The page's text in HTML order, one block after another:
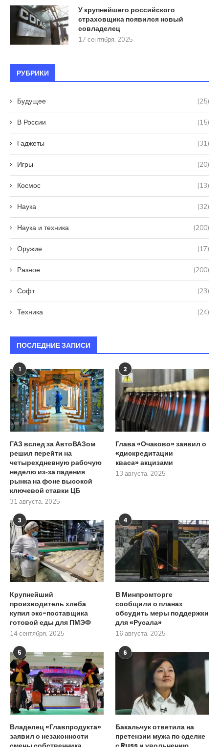
У крупнейшего российского
страховщика появился новый
совладелец
17 сентября, 2025
РУБРИКИ
Будущее (25)
В России (15)
Гаджеты (31)
Игры (20)
Космос (13)
Наука (32)
Наука и техника (200)
Оружие (17)
Разное (200)
Софт (23)
Техника (24)
ПОСЛЕДНИЕ ЗАПИСИ
1
ГАЗ вслед за АвтоВАЗом
решил перейти на
четырехдневную рабочую
неделю из‑за падения
рынка на фоне высокой
ключевой ставки ЦБ
31 августа, 2025
2
Глава «Очаково» заявил о
«дискредитации
кваса» акцизами
13 августа, 2025
3
Крупнейший
производитель хлеба
купил экс-поставщика
готовой еды для ПМЭФ
14 сентября, 2025
4
В Минпромторге
сообщили о планах
обсудить меры поддержки
для «Русала»
16 августа, 2025
5
Владелец «Главпродукта»
заявил о незаконности
6
Бакальчук ответила на
претензии мужа по сделке